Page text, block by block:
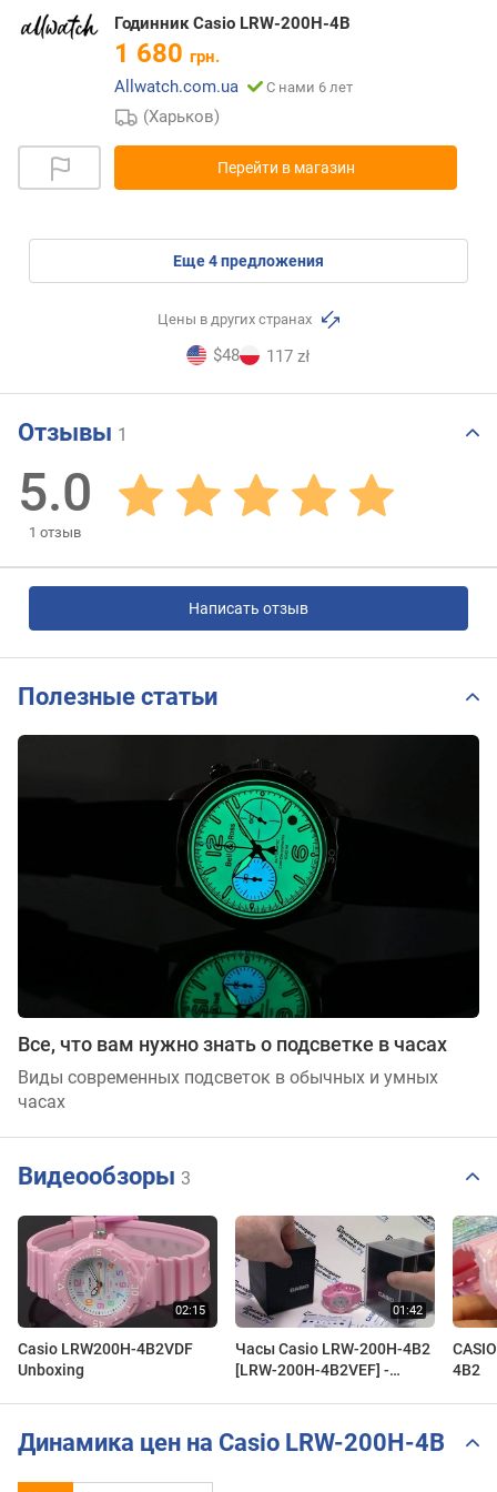
Годинник Casio LRW-200H-4B
1 680 грн.
Allwatch.com.ua
С нами 6 лет
(Харьков)
Перейти в магазин
eще4предложения
Цены в других странах
$48 117 zł
Отзывы 1
5.0
1 отзыв
Написать отзыв
Полезные статьи
Все, что вам нужно знать о подсветке в часах
Виды современных подсветок в обычных и умных
часах
Видеообзоры 3
Casio LRW200H-4B2VDF
Unboxing
Часы Casio LRW-200H-4B2
[LRW-200H-4B2VEF] -
CASIO 여성용 LRW-
4B2
Динамика цен на Casio LRW-200H-4B